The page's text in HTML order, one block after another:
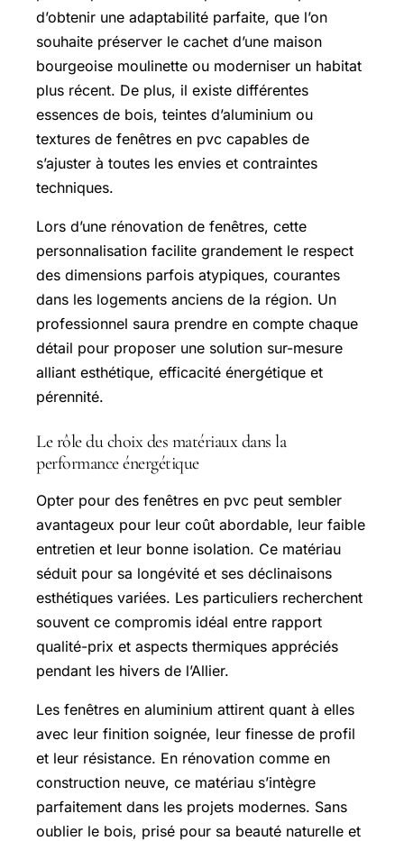
d’obtenir une adaptabilité parfaite, que l’on
souhaite préserver le cachet d’une maison
bourgeoise moulinette ou moderniser un habitat
plus récent. De plus, il existe différentes
essences de bois, teintes d’aluminium ou
textures de fenêtres en pvc capables de
s’ajuster à toutes les envies et contraintes
techniques.
Lors d’une rénovation de fenêtres, cette
personnalisation facilite grandement le respect
des dimensions parfois atypiques, courantes
dans les logements anciens de la région. Un
professionnel saura prendre en compte chaque
détail pour proposer une solution sur-mesure
alliant esthétique, efficacité énergétique et
pérennité.
Le rôle du choix des matériaux dans la
performance énergétique
Opter pour des fenêtres en pvc peut sembler
avantageux pour leur coût abordable, leur faible
entretien et leur bonne isolation. Ce matériau
séduit pour sa longévité et ses déclinaisons
esthétiques variées. Les particuliers recherchent
souvent ce compromis idéal entre rapport
qualité-prix et aspects thermiques appréciés
pendant les hivers de l’Allier.
Les fenêtres en aluminium attirent quant à elles
avec leur finition soignée, leur finesse de profil
et leur résistance. En rénovation comme en
construction neuve, ce matériau s’intègre
parfaitement dans les projets modernes. Sans
oublier le bois, prisé pour sa beauté naturelle et